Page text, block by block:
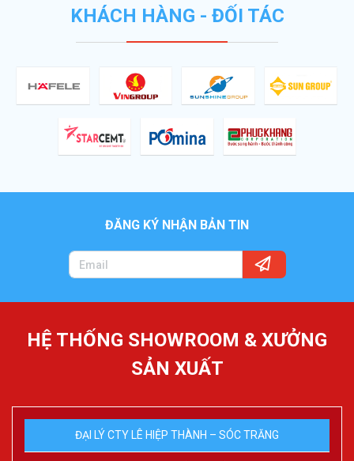
KHÁCH HÀNG - ĐỐI TÁC
ĐĂNG KÝ NHẬN BẢN TIN
HỆ THỐNG SHOWROOM & XƯỞNG
SẢN XUẤT
ĐẠI LÝ CTY LÊ HIỆP THÀNH – SÓC TRĂNG